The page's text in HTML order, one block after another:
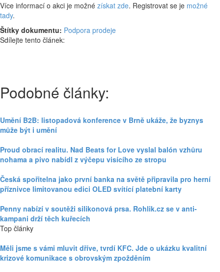
Více informací o akci je možné získat zde. Registrovat se je možné
tady.
Štítky dokumentu: Podpora prodeje
Sdílejte tento článek:
Podobné články:
Umění B2B: listopadová konference v Brně ukáže, že byznys
může být i umění
Proud obrací realitu. Nad Beats for Love vyslal balón vzhůru
nohama a pivo nabídl z výčepu visícího ze stropu
Česká spořitelna jako první banka na světě připravila pro herní
příznivce limitovanou edici OLED svítící platební karty
Penny nabízí v soutěži silikonová prsa. Rohlik.cz se v anti-
kampani drží těch kuřecích
Top články
Měli jsme s vámi mluvit dříve, tvrdí KFC. Jde o ukázku kvalitní
krizové komunikace s obrovským zpožděním